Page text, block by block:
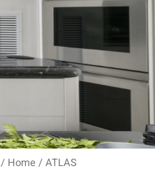
Home/ATLAS
/